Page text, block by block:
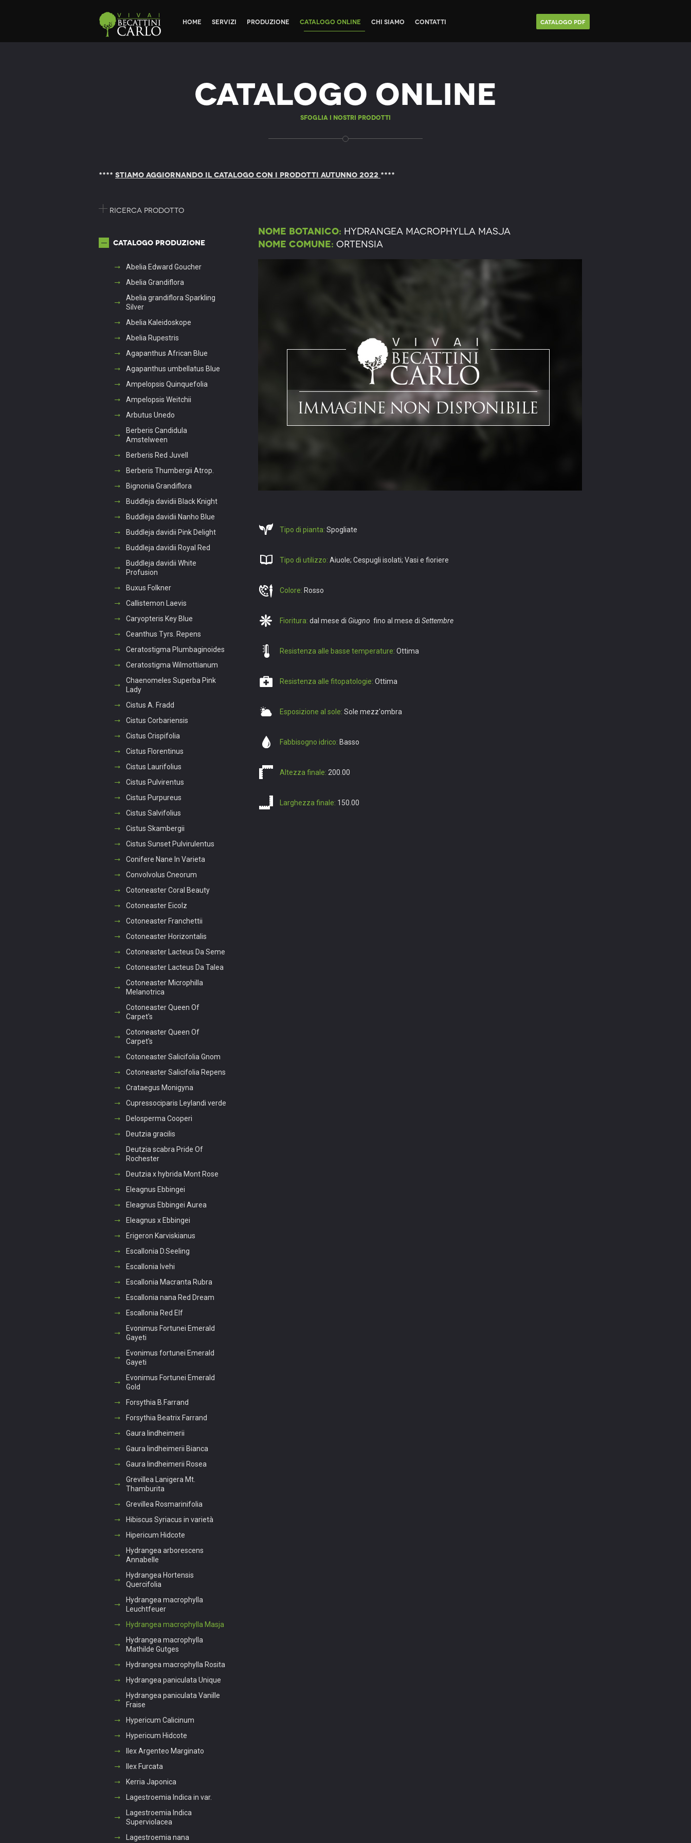
Home Servizi Produzione Catalogo Online Chi siamo Contatti Catalogo Pdf
Catalogo Online
Sfoglia i nostri prodotti
**** STIAMO AGGIORNANDO IL CATALOGO CON I PRODOTTI AUTUNNO 2022 ****
Ricerca prodotto
Catalogo produzione
Abelia Edward Goucher
Abelia Grandiflora
Abelia grandiflora Sparkling
Silver
Abelia Kaleidoskope
Abelia Rupestris
Agapanthus African Blue
Agapanthus umbellatus Blue
Ampelopsis Quinquefolia
Ampelopsis Weitchii
Arbutus Unedo
Berberis Candidula
Amstelween
Berberis Red Juvell
Berberis Thumbergii Atrop.
Bignonia Grandiflora
Buddleja davidii Black Knight
Buddleja davidii Nanho Blue
Buddleja davidii Pink Delight
Buddleja davidii Royal Red
Buddleja davidii White
Profusion
Buxus Folkner
Callistemon Laevis
Caryopteris Key Blue
Ceanthus Tyrs. Repens
Ceratostigma Plumbaginoides
Ceratostigma Wilmottianum
Chaenomeles Superba Pink
Lady
Cistus A. Fradd
Cistus Corbariensis
Cistus Crispifolia
Cistus Florentinus
Cistus Laurifolius
Cistus Pulvirentus
Cistus Purpureus
Cistus Salvifolius
Cistus Skambergii
Cistus Sunset Pulvirulentus
Conifere Nane In Varieta
Convolvolus Cneorum
Cotoneaster Coral Beauty
Cotoneaster Eicolz
Cotoneaster Franchettii
Cotoneaster Horizontalis
Cotoneaster Lacteus Da Seme
Cotoneaster Lacteus Da Talea
Cotoneaster Microphilla
Melanotrica
Cotoneaster Queen Of
Carpet's
Cotoneaster Queen Of
Carpet's
Cotoneaster Salicifolia Gnom
Cotoneaster Salicifolia Repens
Crataegus Monigyna
Cupressociparis Leylandi verde
Delosperma Cooperi
Deutzia gracilis
Deutzia scabra Pride Of
Rochester
Deutzia x hybrida Mont Rose
Eleagnus Ebbingei
Eleagnus Ebbingei Aurea
Eleagnus x Ebbingei
Erigeron Karviskianus
Escallonia D.Seeling
Escallonia Ivehi
Escallonia Macranta Rubra
Escallonia nana Red Dream
Escallonia Red Elf
Evonimus Fortunei Emerald
Gayeti
Evonimus fortunei Emerald
Gayeti
Evonimus Fortunei Emerald
Gold
Forsythia B.Farrand
Forsythia Beatrix Farrand
Gaura lindheimerii
Gaura lindheimerii Bianca
Gaura lindheimerii Rosea
Grevillea Lanigera Mt.
Thamburita
Grevillea Rosmarinifolia
Hibiscus Syriacus in varietà
Hipericum Hidcote
Hydrangea arborescens
Annabelle
Hydrangea Hortensis
Quercifolia
Hydrangea macrophylla
Leuchtfeuer
Hydrangea macrophylla Masja
Hydrangea macrophylla
Mathilde Gutges
Hydrangea macrophylla Rosita
Hydrangea paniculata Unique
Hydrangea paniculata Vanille
Fraise
Hypericum Calicinum
Hypericum Hidcote
Ilex Argenteo Marginato
Ilex Furcata
Kerria Japonica
Lagestroemia Indica in var.
Lagestroemia Indica
Superviolacea
Lagestroemia nana
Nome botanico: Hydrangea macrophylla Masja
Nome comune: Ortensia
Tipo di pianta: Spogliate
Tipo di utilizzo: Aiuole; Cespugli isolati; Vasi e fioriere
Colore: Rosso
Fioritura: dal mese di Giugno fino al mese di Settembre
Resistenza alle basse temperature: Ottima
Resistenza alle fitopatologie: Ottima
Esposizione al sole: Sole mezz'ombra
Fabbisogno idrico: Basso
Altezza finale: 200.00
Larghezza finale: 150.00